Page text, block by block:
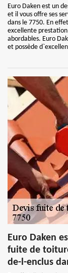
Euro Daken est un
et il vous offre ses
dans le 7750. En
excellente
abordables. Euro
et possède
Euro Daken
fuite de
de-l-enclus